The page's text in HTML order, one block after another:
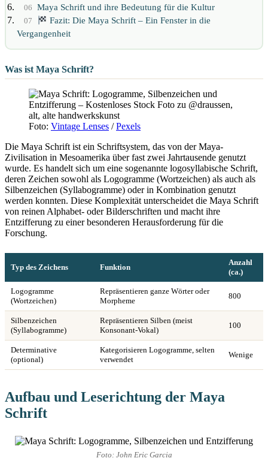
06 Maya Schrift und ihre Bedeutung für die Kultur
07
Fazit: Die Maya Schrift – Ein Fenster in die
Vergangenheit
Was ist Maya Schrift?
Foto: Vintage Lenses /Pexels
Die Maya Schrift ist ein Schriftsystem, das von der Maya-
Zivilisation in Mesoamerika über fast zwei Jahrtausende genutzt
wurde. Es handelt sich um eine sogenannte logosyllabische Schrift,
deren Zeichen sowohl als Logogramme (Wortzeichen) als auch als
Silbenzeichen (Syllabogramme) oder in Kombination genutzt
werden konnten. Diese Komplexität unterscheidet die Maya Schrift
von reinen Alphabet- oder Bilderschriften und macht ihre
Entzifferung zu einer besonderen Herausforderung für die
Forschung.
Typ des Zeichens Funktion
Anzahl
(ca.)
Logogramme
(Wortzeichen)
Repräsentieren ganze Wörter oder
Morpheme
800
Silbenzeichen
(Syllabogramme)
Repräsentieren Silben (meist
Konsonant-Vokal)
100
Determinative
(optional)
Kategorisieren Logogramme, selten
verwendet
Wenige
Aufbau und Leserichtung der Maya
Schrift
Foto: John Eric Garcia